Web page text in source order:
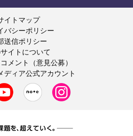
イトマップ
バシーポリシー
送信ポリシー
イトについて
メント（意見公募）
ディア公式アカウント